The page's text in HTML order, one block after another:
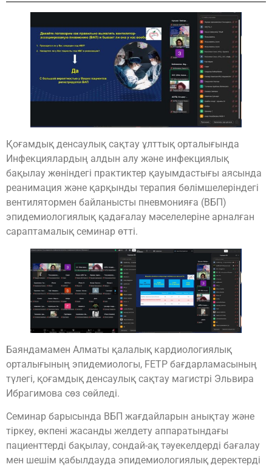
Қоғамдық денсаулық сақтау ұлттық орталығында
Инфекциялардың алдын алу және инфекциялық
бақылау жөніндегі практиктер қауымдастығы аясында
реанимация және қарқынды терапия бөлімшелеріндегі
вентилятормен байланысты пневмонияға (ВБП)
эпидемиологиялық қадағалау мәселелеріне арналған
сараптамалық семинар өтті.
Баяндамамен Алматы қалалық кардиологиялық
орталығының эпидемиологы, FETP бағдарламасының
түлегі, қоғамдық денсаулық сақтау магистрі Эльвира
Ибрагимова сөз сөйледі.
Семинар барысында ВБП жағдайларын анықтау және
тіркеу, өкпені жасанды желдету аппаратындағы
пациенттерді бақылау, сондай-ақ тәуекелдерді бағалау
мен шешім қабылдауда эпидемиологиялық деректерді